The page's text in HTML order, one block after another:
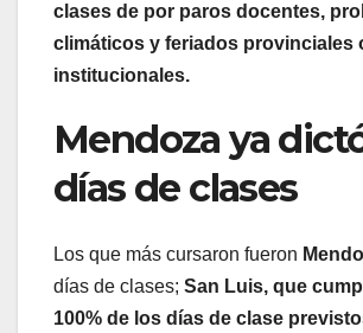
clases de por paros docentes,
climáticos y feriados provinciales
institucionales.
Mendoza ya
días de clases
Los que más cursaron fueron
días de clases; San Luis, que
100% de los días de clase